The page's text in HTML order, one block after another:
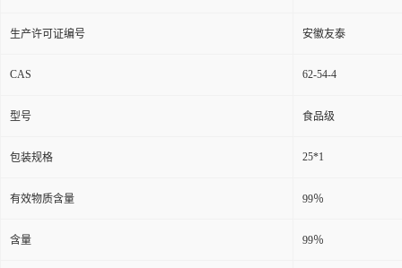
生产许可证编号 安徽友泰
CAS 62-54-4
型号 食品级
包装规格 25*1
有效物质含量 99％
含量 99％